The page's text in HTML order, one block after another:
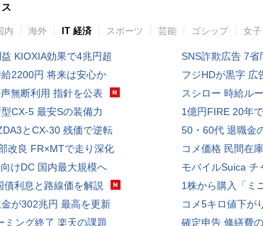
内 海外 IT 経済 スポーツ 芸能 ゴシップ 女子
KIOXIA効果で4兆円超
2200円 将来は安心か
無断利用 指針を公表
CX-5 最安Sの装備力
とCX-30 残価で逆転
改良 FR×MTで走り深化
けDC 国内最大規模へ
債利息と路線価を解説
が302兆円 最高を更新
ミング終了 楽天の課題
SNS詐欺広告 7省
フジHDが黒字 広
スシロー 時給ル
1億円FIRE 20年
50・60代 退職金
コメ価格 民間在
モバイルSuica チ
1株から購入「ミ
コメ5キロ値下が
確定申告 修繕費